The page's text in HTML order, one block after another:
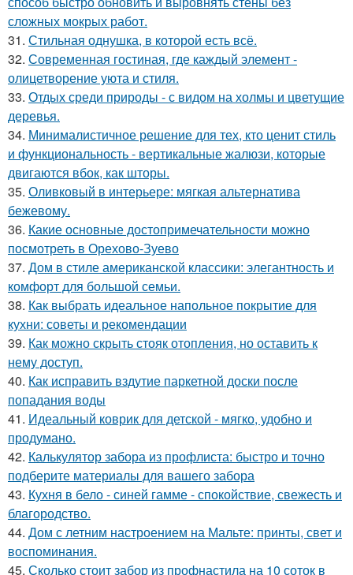
сложных мокрых работ.
31. Стильная однушка, в которой есть всё.
32. Современная гостиная, где каждый элемент -
олицетворение уюта и стиля.
33. Отдых среди природы - с видом на холмы и цветущие
деревья.
34. Минималистичное решение для тех, кто ценит стиль
и функциональность - вертикальные жалюзи, которые
двигаются вбок, как шторы.
35. Оливковый в интерьере: мягкая альтернатива
бежевому.
36. Какие основные достопримечательности можно
посмотреть в Орехово-Зуево
37. Дом в стиле американской классики: элегантность и
комфорт для большой семьи.
38. Как выбрать идеальное напольное покрытие для
кухни: советы и рекомендации
39. Как можно скрыть стояк отопления, но оставить к
нему доступ.
40. Как исправить вздутие паркетной доски после
попадания воды
41. Идеальный коврик для детской - мягко, удобно и
продумано.
42. Калькулятор забора из профлиста: быстро и точно
подберите материалы для вашего забора
43. Кухня в бело - синей гамме - спокойствие, свежесть и
благородство.
44. Дом с летним настроением на Мальте: принты, свет и
воспоминания.
45. Сколько стоит забор из профнастила на 10 соток в